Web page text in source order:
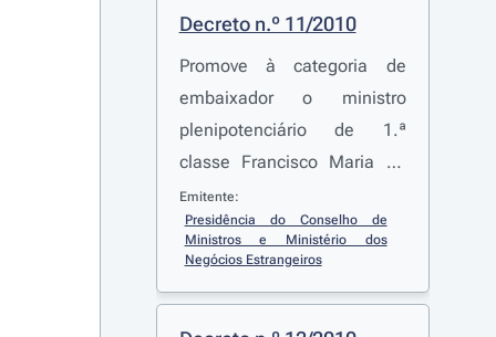
Decreto n.º 11/2010
Promove à categoria de
embaixador o ministro
plenipotenciário de 1.ª
classe Francisco Maria de
Sousa Ribeiro Telles
Emitente:
Presidência do Conselho de
Ministros e Ministério dos
Negócios Estrangeiros